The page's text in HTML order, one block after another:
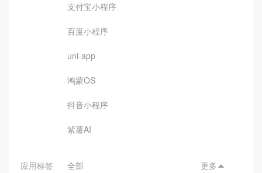
支付宝小程序
百度小程序
uni-app
鸿蒙OS
抖音小程序
紫薯AI
应用标签 全部 更多 